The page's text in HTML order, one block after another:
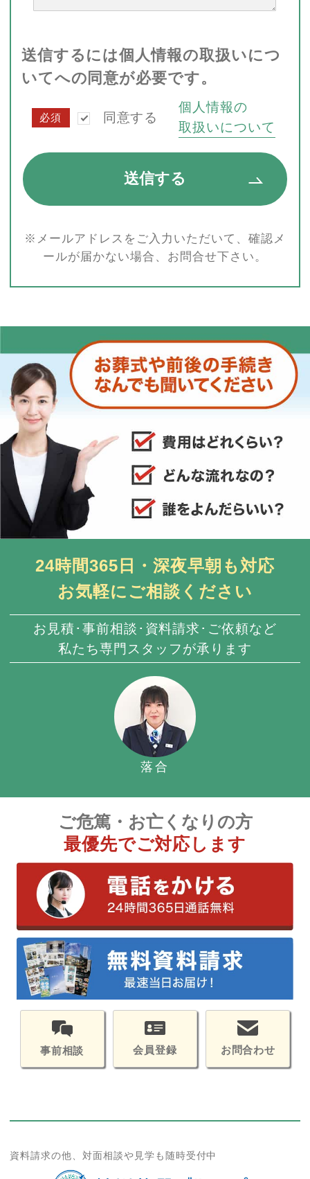
送信するには個人情報の取扱いにつ
いてへの同意が必要です。
必須 同意する
個人情報の
取扱いについて
※メールアドレスをご入力いただいて、確認メ
ールが届かない場合、お問合せ下さい。
24時間365日・深夜早朝も対応
お気軽にご相談ください
お見積･事前相談･資料請求･ご依頼など
私たち専門スタッフが承ります
落合
ご危篤・お亡くなりの方
最優先でご対応します
事前相談 会員登録 お問合わせ
資料請求の他、対面相談や見学も随時受付中